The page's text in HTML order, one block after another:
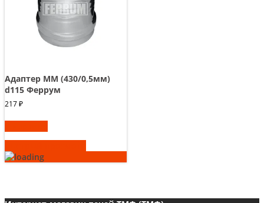
Адаптер ММ (430/0,5мм)
d115 Феррум
217₽